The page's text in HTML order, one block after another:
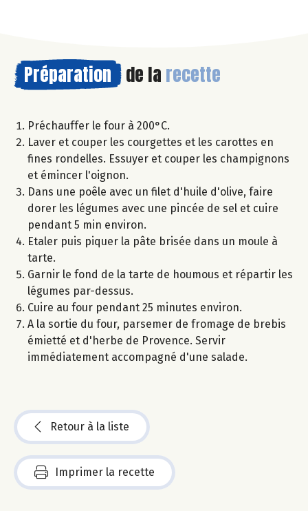
Préparation de la recette
Préchauffer le four à 200°C.
Laver et couper les courgettes et les carottes en
fines rondelles. Essuyer et couper les champignons
et émincer l'oignon.
Dans une poêle avec un filet d'huile d'olive, faire
dorer les légumes avec une pincée de sel et cuire
pendant 5 min environ.
Etaler puis piquer la pâte brisée dans un moule à
tarte.
Garnir le fond de la tarte de houmous et répartir les
légumes par-dessus.
Cuire au four pendant 25 minutes environ.
A la sortie du four, parsemer de fromage de brebis
émietté et d'herbe de Provence. Servir
immédiatement accompagné d'une salade.
Retour à la liste
Imprimer la recette